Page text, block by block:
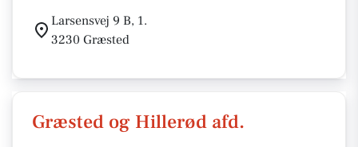
Larsensvej 9 B, 1.
3230 Græsted
Græsted og Hillerød afd.